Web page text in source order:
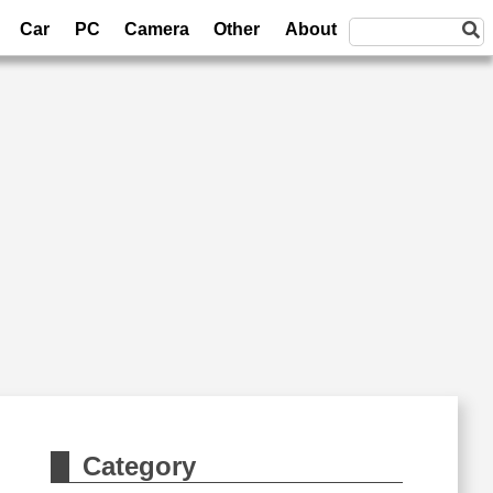
Car PC Camera Other About
Category